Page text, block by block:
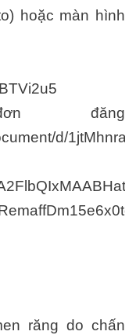
hoặc màn hình
đăng
d/
răng do chấn